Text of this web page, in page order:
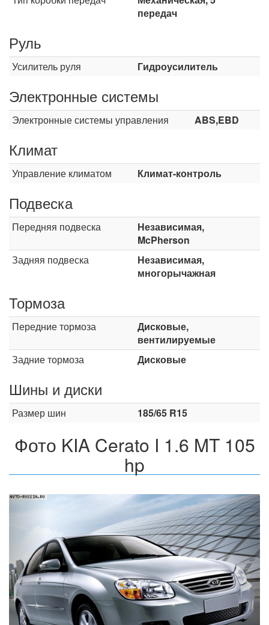
передач
Руль
Усилитель руля Гидроусилитель
Электронные системы
Электронные системы управления ABS,EBD
Климат
Управление климатом Климат-контроль
Подвеска
Передняя подвеска
Независимая,
McPherson
Задняя подвеска
Независимая,
многорычажная
Тормоза
Передние тормоза
Дисковые,
вентилируемые
Задние тормоза
Дисковые
Шины и диски
Размер шин 185/65 R15
Фото KIA Cerato I 1.6 MT 105
hp
Назад